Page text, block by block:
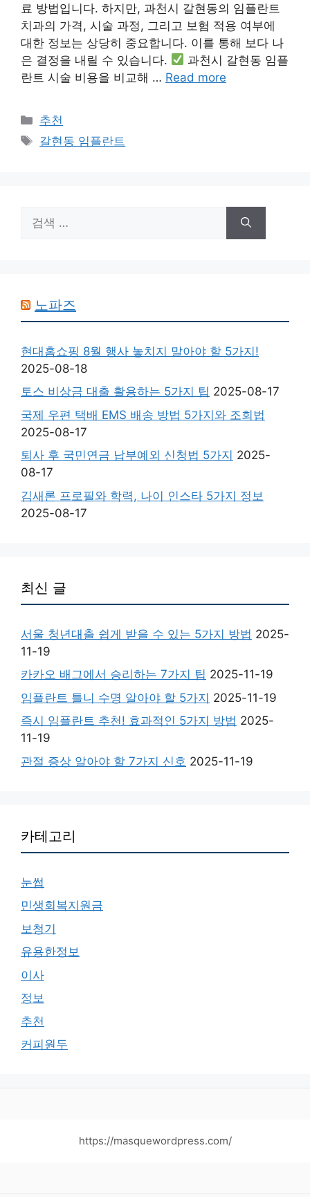
료 방법입니다. 하지만, 과천시 갈현동의 임플란트
치과의 가격, 시술 과정, 그리고 보험 적용 여부에
대한 정보는 상당히 중요합니다. 이를 통해 보다 나
은 결정을 내릴 수 있습니다.
과천시 갈현동 임플
란트 시술 비용을 비교해 … Read more
카
테
추천
태
갈현동 임플란트
색:
노파즈
현대홈쇼핑 8월 행사 놓치지 말아야 할 5가지!
2025-08-18
토스 비상금 대출 활용하는 5가지 팁 2025-08-17
국제 우편 택배 EMS 배송 방법 5가지와 조회법
2025-08-17
퇴사 후 국민연금 납부예외 신청법 5가지 2025-
08-17
김새론 프로필와 학력, 나이 인스타 5가지 정보
2025-08-17
최신 글
서울 청년대출 쉽게 받을 수 있는 5가지 방법 2025-
11-19
카카오 배그에서 승리하는 7가지 팁 2025-11-19
임플란트 틀니 수명 알아야 할 5가지 2025-11-19
즉시 임플란트 추천! 효과적인 5가지 방법 2025-
11-19
관절 증상 알아야 할 7가지 신호 2025-11-19
카테고리
눈썹
민생회복지원금
보청기
유용한정보
이사
정보
추천
커피원두
https://masquewordpress.com/